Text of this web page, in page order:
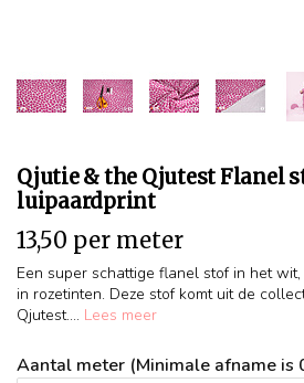
Qjutie & the Qjutest Flanel
luipaardprint
13,50 per meter
Een super schattige flanel stof in het
in rozetinten. Deze stof komt uit de
Qjutest.... Lees meer
Aantal meter (Minimale afname is